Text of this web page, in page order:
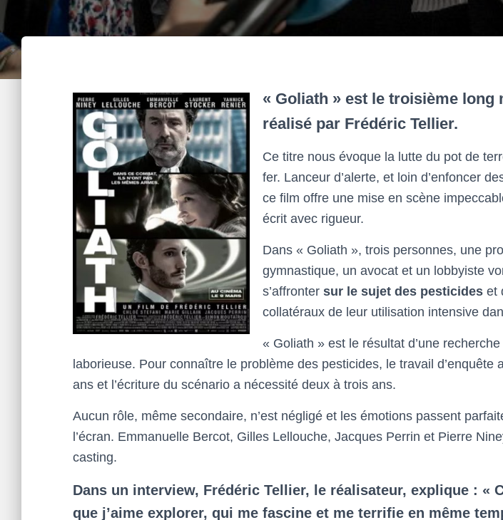
« Goliath » est le troisième long
réalisé par Frédéric Tellier.
Ce titre nous évoque la lutte du pot de
fer. Lanceur d’alerte, et loin d’enfoncer
ce film offre une mise en scène
écrit avec rigueur.
Dans « Goliath », trois personnes, une
gymnastique, un avocat et un lobbyiste
s’affronter sur le sujet des pesticides et
collatéraux de leur utilisation intensive
« Goliath » est le résultat d’une
laborieuse. Pour connaître le problème des pesticides, le travail d’enquête
ans et l’écriture du scénario a nécessité deux à trois ans.
Aucun rôle, même secondaire, n’est négligé et les émotions passent
l’écran. Emmanuelle Bercot, Gilles Lellouche, Jacques Perrin et Pierre
casting.
Dans un interview, Frédéric Tellier, le réalisateur, explique : «
que j’aime explorer, qui me fascine et me terrifie en même